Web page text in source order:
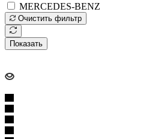
MERCEDES-BENZ
Очистить фильтр
Показать